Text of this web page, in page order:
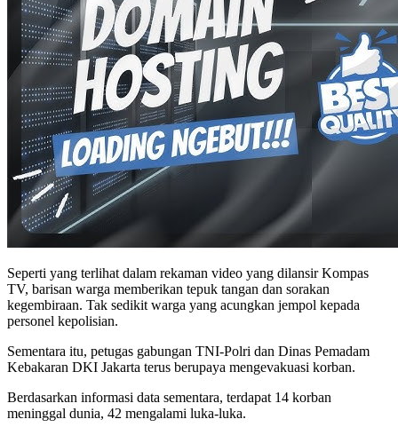
Seperti yang terlihat dalam rekaman video yang dilansir Kompas
TV, barisan warga memberikan tepuk tangan dan sorakan
kegembiraan. Tak sedikit warga yang acungkan jempol kepada
personel kepolisian.
Sementara itu, petugas gabungan TNI-Polri dan Dinas Pemadam
Kebakaran DKI Jakarta terus berupaya mengevakuasi korban.
Berdasarkan informasi data sementara, terdapat 14 korban
meninggal dunia, 42 mengalami luka-luka.